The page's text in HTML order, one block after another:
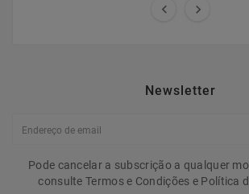
 
Newsletter
Pode cancelar a subscrição a qualquer
consulte Termos e Condições e Política